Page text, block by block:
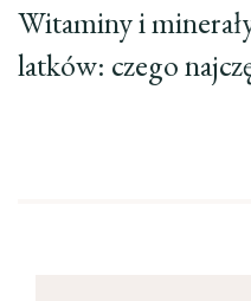
Witaminy i
latków: czego